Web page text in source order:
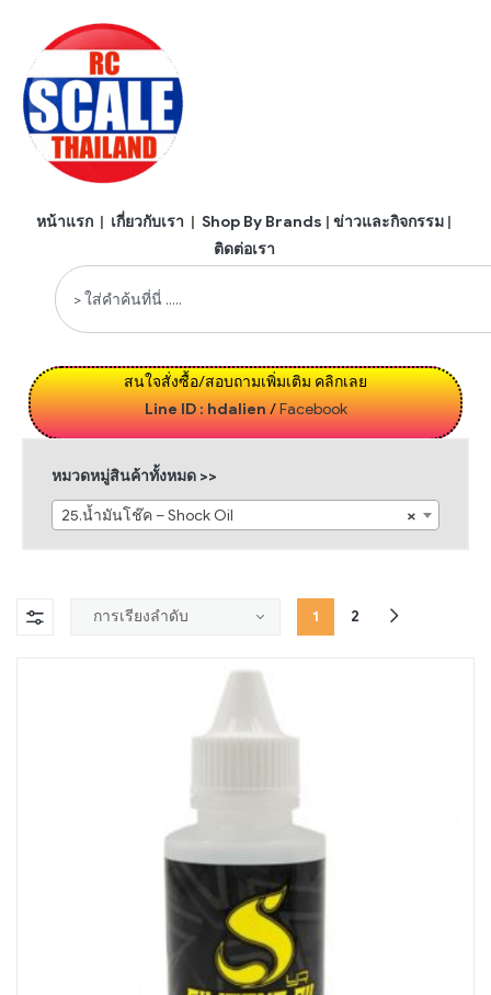
หน้าแรก | เกี่ยวกับเรา | Shop By Brands | ข่าวและกิจกรรม |
ติดต่อเรา
สนใจสั่งซื้อ/สอบถามเพิ่มเติม คลิกเลย
Line ID : hdalien/Facebook
หมวดหมู่สินค้าทั้งหมด >>
×
25.น้ำมันโช๊ค – Shock Oil
1 2